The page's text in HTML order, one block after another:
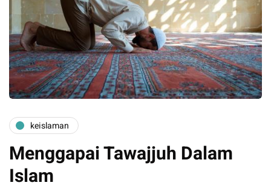
keislaman
Menggapai Tawajjuh Dalam
Islam